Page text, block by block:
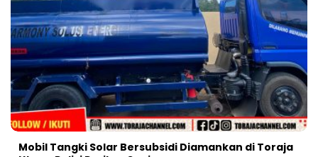
Mobil Tangki Solar Bersubsidi Diamankan di Toraja